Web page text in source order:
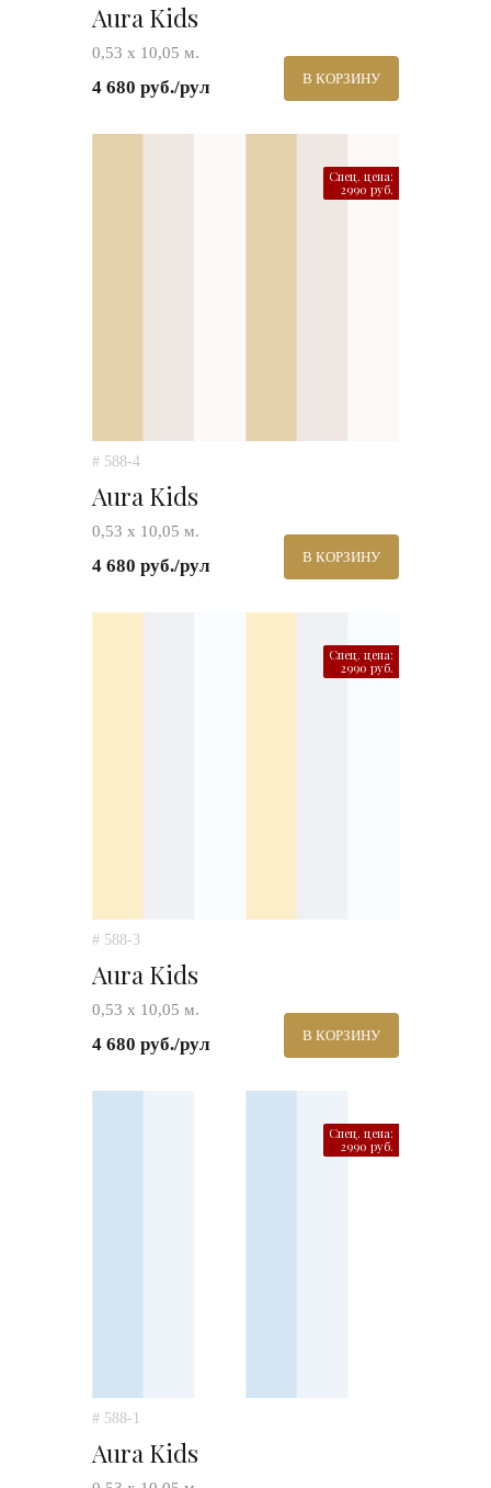
Aura Kids
0,53 х 10,05 м.
4 680 руб./рул В КОРЗИНУ
Спец. цена:
2990 руб.
# 588-4
Aura Kids
0,53 х 10,05 м.
4 680 руб./рул В КОРЗИНУ
Спец. цена:
2990 руб.
# 588-3
Aura Kids
0,53 х 10,05 м.
4 680 руб./рул В КОРЗИНУ
Спец. цена:
2990 руб.
# 588-1
Aura Kids